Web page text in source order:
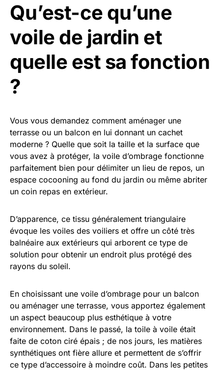
Qu’est-ce qu’une
voile de jardin et
quelle est sa fonction
?
Vous vous demandez comment aménager une
terrasse ou un balcon en lui donnant un cachet
moderne ? Quelle que soit la taille et la surface que
vous avez à protéger, la voile d’ombrage fonctionne
parfaitement bien pour délimiter un lieu de repos, un
espace cocooning au fond du jardin ou même abriter
un coin repas en extérieur.
D’apparence, ce tissu généralement triangulaire
évoque les voiles des voiliers et offre un côté très
balnéaire aux extérieurs qui arborent ce type de
solution pour obtenir un endroit plus protégé des
rayons du soleil.
En choisissant une voile d’ombrage pour un balcon
ou aménager une terrasse, vous apportez également
un aspect beaucoup plus esthétique à votre
environnement. Dans le passé, la toile à voile était
faite de coton ciré épais ; de nos jours, les matières
synthétiques ont fière allure et permettent de s’offrir
ce type d’accessoire à moindre coût. Dans les petites